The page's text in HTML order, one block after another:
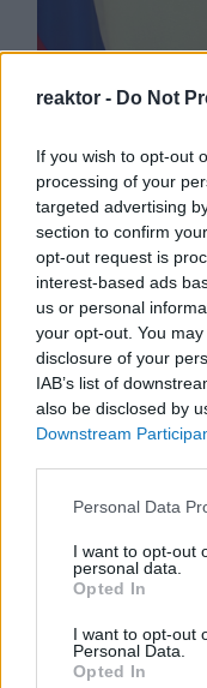
reaktor - Do Not
If you wish to opt-out
processing of your
targeted advertising
section to confirm
opt-out request is
interest-based ads
us or personal
your opt-out. You
disclosure of your
IAB’s list of
also be disclosed by
Downstream
Please note that this
not limited to your
grant or deny
use your data for
consent section.
Personal Data
I want to opt-out
personal data.
Opted In
I want to opt-out
Personal Data.
Opted In
mi az
BY:SZABÓ ZÉTÉNY
A nyugati
kellően
ugyanakkor nem
Honnan ered az
törésvonal
modern